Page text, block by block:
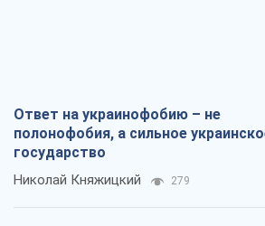
Ответ на украинофобию – не
полонофобия, а сильное
государство
Николай Княжицкий 279